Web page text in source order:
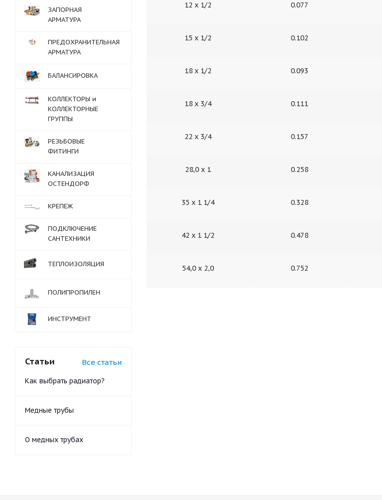
12 х 1/2 0.077
15 х 1/2 0.102
18 х 1/2 0.093
18 х 3/4 0.111
22 х 3/4 0.157
28,0 х 1 0.258
35 х 1 1/4 0.328
42 х 1 1/2 0.478
54,0 х 2,0 0.752
ЗАПОРНАЯ
АРМАТУРА
ПРЕДОХРАНИТЕЛЬНАЯ
АРМАТУРА
БАЛАНСИРОВКА
КОЛЛЕКТОРЫ и
КОЛЛЕКТОРНЫЕ
ГРУППЫ
РЕЗЬБОВЫЕ
ФИТИНГИ
КАНАЛИЗАЦИЯ
ОСТЕНДОРФ
КРЕПЕЖ
ПОДКЛЮЧЕНИЕ
САНТЕХНИКИ
ТЕПЛОИЗОЛЯЦИЯ
ПОЛИПРОПИЛЕН
ИНСТРУМЕНТ
Статьи Все статьи
Как выбрать радиатор?
Медные трубы
О медных трубах